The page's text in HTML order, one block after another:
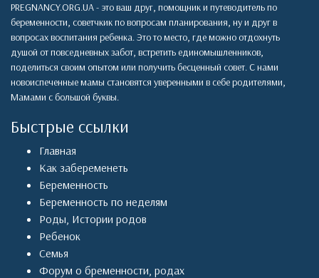
PREGNANCY.ORG.UA - это ваш друг, помощник и путеводитель по
беременности, советчкик по вопросам планирования, ну и друг в
вопросах воспитания ребенка. Это то место, где можно отдохнуть
душой от повседневных забот, встретить единомышленников,
поделиться своим опытом или получить бесценный совет. С нами
новоиспеченные мамы становятся уверенными в себе родителями,
Мамами с большой буквы.
Быстрые ссылки
Главная
Как забеременеть
Беременность
Беременность по неделям
Роды, Истории родов
Ребенок
Семья
Форум о бременности, родах